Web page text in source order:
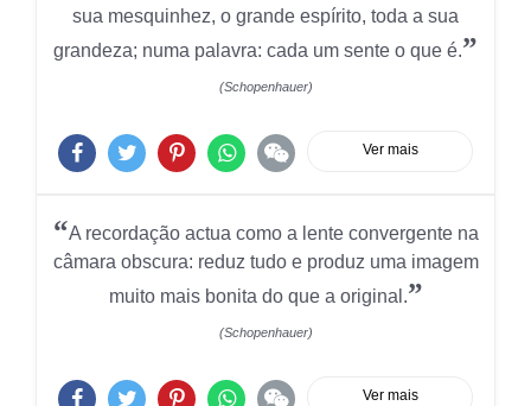
sua mesquinhez, o grande espírito, toda a sua
grandeza; numa palavra: cada um sente o que é.”
(Schopenhauer)
Ver mais
“A recordação actua como a lente convergente na
câmara obscura: reduz tudo e produz uma imagem
muito mais bonita do que a original.”
(Schopenhauer)
Ver mais